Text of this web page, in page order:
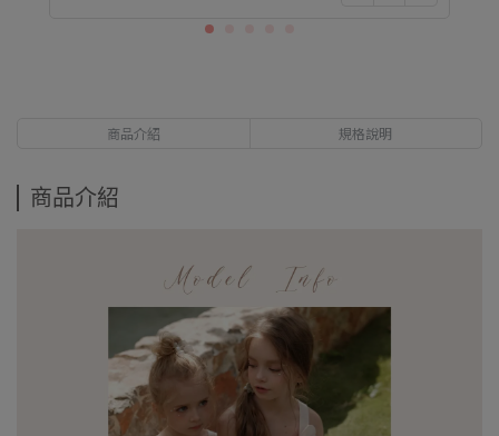
商品介紹 規格說明
商品介紹